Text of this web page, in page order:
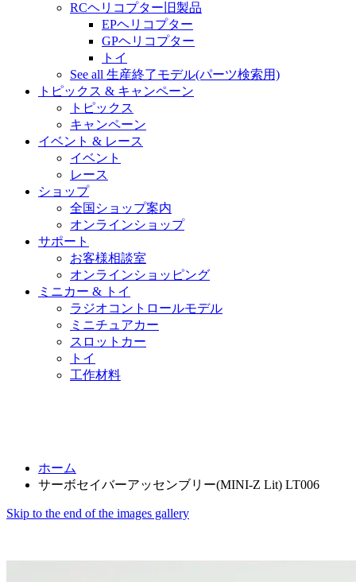
RCヘリコプター旧製品
EPヘリコプター
GPヘリコプター
トイ
See all 生産終了モデル(パーツ検索用)
トピックス & キャンペーン
トピックス
キャンペーン
イベント & レース
イベント
レース
ショップ
全国ショップ案内
オンラインショップ
サポート
お客様相談室
オンラインショッピング
ミニカー & トイ
ラジオコントロールモデル
ミニチュアカー
スロットカー
トイ
工作材料
ホーム
サーボセイバーアッセンブリー(MINI-Z Lit) LT006
Skip to the end of the images gallery